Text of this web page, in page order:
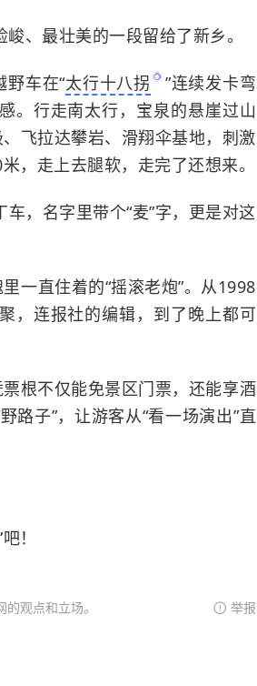
、最壮美的一段留给了新乡。
车在“太行十八拐
”连续发卡弯
。行走南太行，宝泉的悬崖过山
飞拉达攀岩、滑翔伞基地，刺激
，走上去腿软，走完了还想来。
名字里带个“麦”字，更是对这
一直住着的“摇滚老炮”。从1998
，连报社的编辑，到了晚上都可
根不仅能免景区门票，还能享酒
路子”，让游客从“看一场演出”直
！
观点和立场。 举报